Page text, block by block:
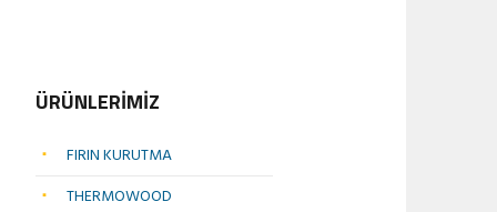
ÜRÜNLERİMİZ
FIRIN KURUTMA
THERMOWOOD